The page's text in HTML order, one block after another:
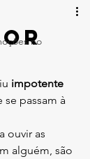
no
impotente
se passam à
ouvir as
alguém, são